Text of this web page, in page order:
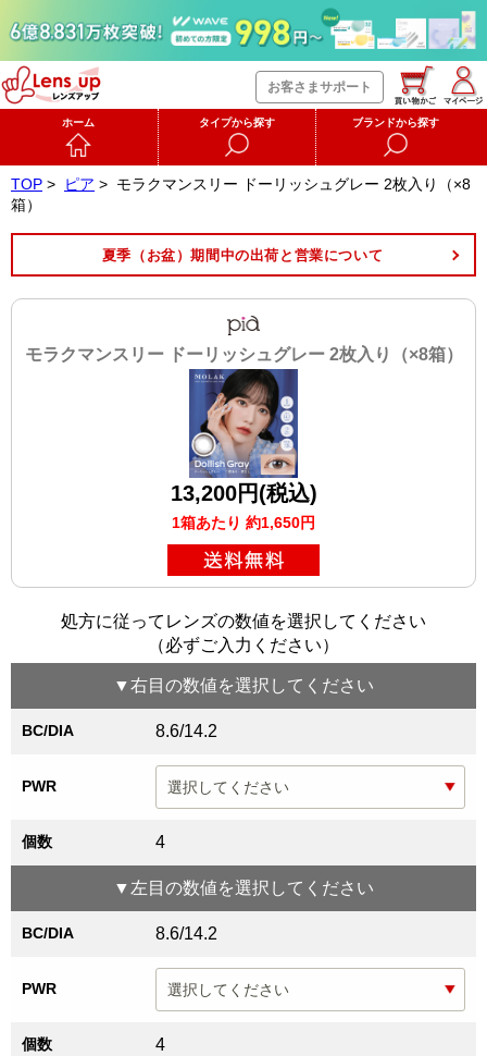
お客さまサポート
ホーム タイプから探す ブランドから探す
TOP > ピア > モラクマンスリー ドーリッシュグレー 2枚入り（×8
箱）
夏季（お盆）期間中の出荷と営業について
モラクマンスリー ドーリッシュグレー 2枚入り（×8箱）
13,200円(税込)
1箱あたり 約1,650円
処方に従ってレンズの数値を選択してください
（必ずご入力ください）
▼右目 の数値を選択してください
BC/DIA 8.6/14.2
PWR
個数 4
▼ 左目 の数値を選択してください
BC/DIA 8.6/14.2
PWR
個数 4